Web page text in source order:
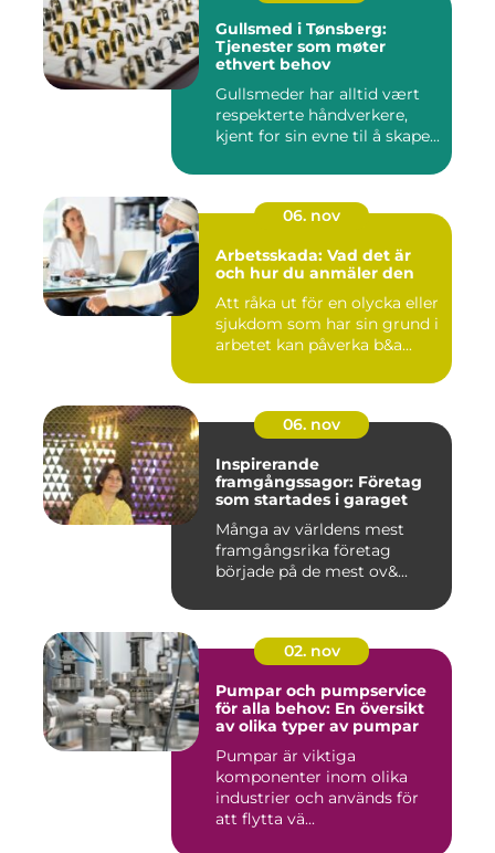
Gullsmed i Tønsberg:
Tjenester som møter
ethvert behov
Gullsmeder har alltid vært
respekterte håndverkere,
kjent for sin evne til å skape...
06. nov
Arbetsskada: Vad det är
och hur du anmäler den
Att råka ut för en olycka eller
sjukdom som har sin grund i
arbetet kan påverka b&a...
06. nov
Inspirerande
framgångssagor: Företag
som startades i garaget
Många av världens mest
framgångsrika företag
började på de mest ov&...
02. nov
Pumpar och pumpservice
för alla behov: En översikt
av olika typer av pumpar
Pumpar är viktiga
komponenter inom olika
industrier och används för
att flytta vä...